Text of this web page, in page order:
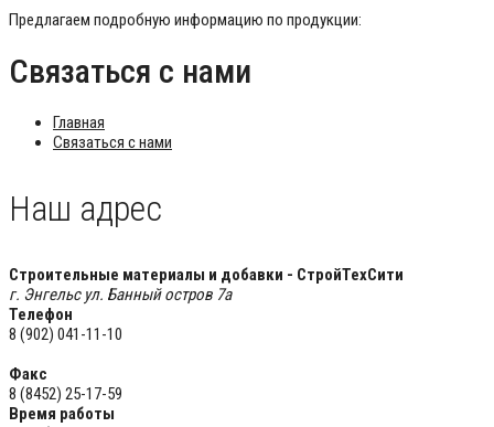
Предлагаем подробную информацию по продукции:
Связаться с нами
Главная
Связаться с нами
Наш адрес
Строительные материалы и добавки - СтройТехСити
г. Энгельс ул. Банный остров 7а
Телефон
8 (902) 041-11-10
Факс
8 (8452) 25-17-59
Время работы